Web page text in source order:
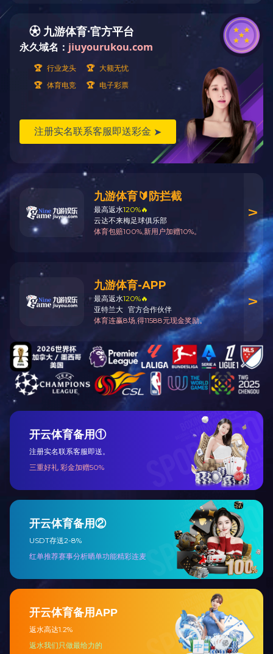
上一篇： 2023年12月被湖南省科学技术厅授予“国家高
2011年6月爱游戏(中国)一站式服务平台被中
咨询与了解
电 话：0745-2261111
邮 箱：3920878361@qq.com